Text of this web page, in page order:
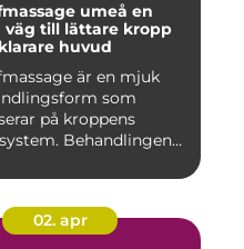
umeå en
väg till lättare kropp
huvud
är en mjuk
som
på kroppens
Behandlingen
02. apr